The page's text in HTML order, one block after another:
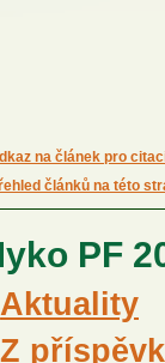
na článek pro
článků na této
PF
Aktuality
Z